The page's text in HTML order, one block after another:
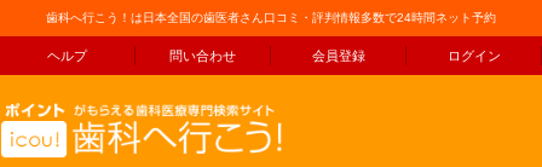
歯科へ行こう！は日本全国の歯医者さん口コミ・評判情報多数で24時間ネット予約
ヘルプ 問い合わせ 会員登録 ログイン